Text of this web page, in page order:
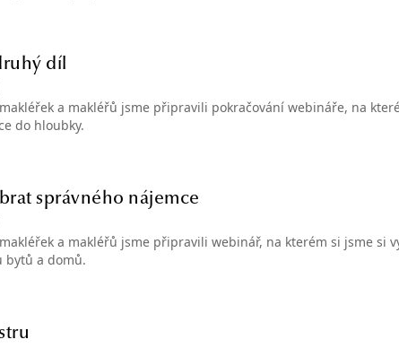
díl
a makléřů jsme připravili pokračování webináře, na
do hloubky.
správného nájemce
a makléřů jsme připravili webinář, na kterém si jsme si
bytů a domů.